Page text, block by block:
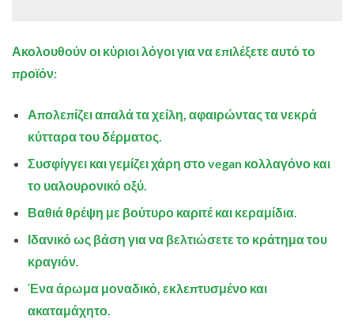
Ακολουθούν οι κύριοι λόγοι για να επιλέξετε αυτό το
προϊόν:
Απολεπίζει απαλά τα χείλη, αφαιρώντας τα νεκρά
κύτταρα του δέρματος.
Συσφίγγει και γεμίζει χάρη στο vegan κολλαγόνο και
το υαλουρονικό οξύ.
Βαθιά θρέψη με βούτυρο καριτέ και κεραμίδια.
Ιδανικό ως βάση για να βελτιώσετε το κράτημα του
κραγιόν.
Ένα άρωμα μοναδικό, εκλεπτυσμένο και
ακαταμάχητο.